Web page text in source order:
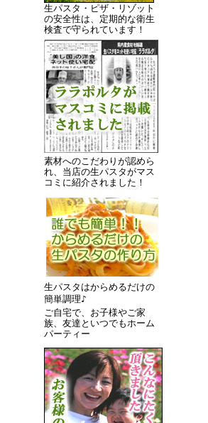
生パスタ・ピザ・リゾット
の安全性は、定期的な衛生
検査で守られています！
素材へのこだわりが認めら
れ、当店の生パスタがマス
コミに紹介されました！
生パスタはからめるだけの
簡単調理♪
ご自宅で、お子様やご家
族、友達といつでもホーム
パーティー